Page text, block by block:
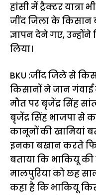
हांसी में ट्रैक्टर यात्रा
जींद जिला के किसान
ज्ञापन देने गए,
लिया।
BKU :जींद जिले से
किसानों ने जान
मौत पर बृजेंद्र सिंह
बृजेंद्र सिंह भाजपा से
कानूनों की खामियां
इनका बखान करते
बताया कि भाकियू की
मालपुरिया को छह
कहा है कि भाकियू